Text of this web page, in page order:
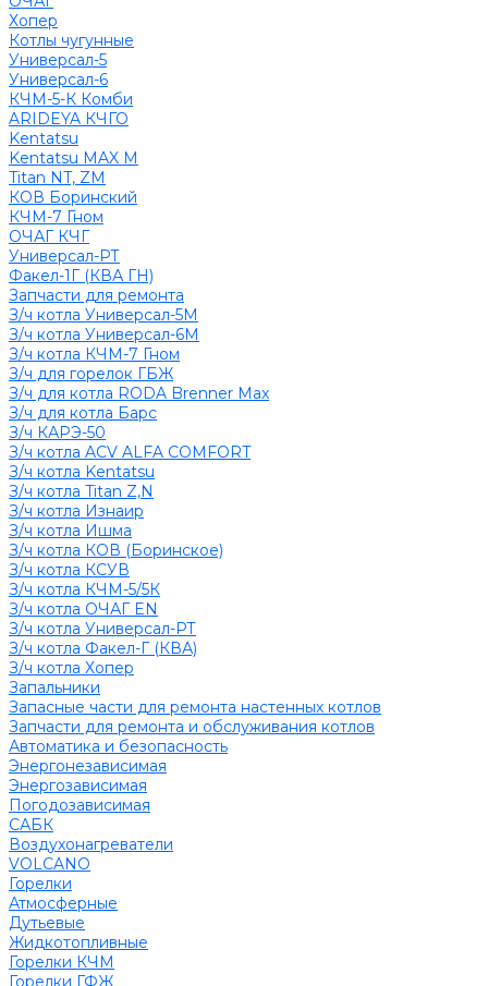
Хопер
Котлы чугунные
Универсал-5
Универсал-6
КЧМ-5-К Комби
ARIDEYA КЧГО
Kentatsu
Kentatsu MAX M
Titan NT, ZM
КОВ Боринский
КЧМ-7 Гном
ОЧАГ КЧГ
Универсал-РТ
Факел-1Г (КВА ГН)
Запчасти для ремонта
З/ч котла Универсал-5М
З/ч котла Универсал-6М
З/ч котла КЧМ-7 Гном
З/ч для горелок ГБЖ
З/ч для котла RODA Brenner Max
З/ч для котла Барс
З/ч КАРЭ-50
З/ч котла ACV ALFA COMFORT
З/ч котла Kentatsu
З/ч котла Titan Z,N
З/ч котла Изнаир
З/ч котла Ишма
З/ч котла КОВ (Боринское)
З/ч котла КСУВ
З/ч котла КЧМ-5/5К
З/ч котла ОЧАГ EN
З/ч котла Универсал-РТ
З/ч котла Факел-Г (КВА)
З/ч котла Хопер
Запальники
Запасные части для ремонта настенных котлов
Запчасти для ремонта и обслуживания котлов
Автоматика и безопасность
Энергонезависимая
Энергозависимая
Погодозависимая
САБК
Воздухонагреватели
VOLCANO
Горелки
Атмосферные
Дутьевые
Жидкотопливные
Горелки КЧМ
Горелки ГФЖ